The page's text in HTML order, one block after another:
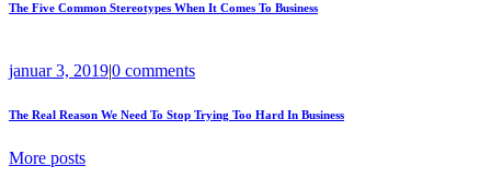
The Five Common Stereotypes When It Comes To Business
januar 3, 2019|0 comments
The Real Reason We Need To Stop Trying Too Hard In Business
More posts